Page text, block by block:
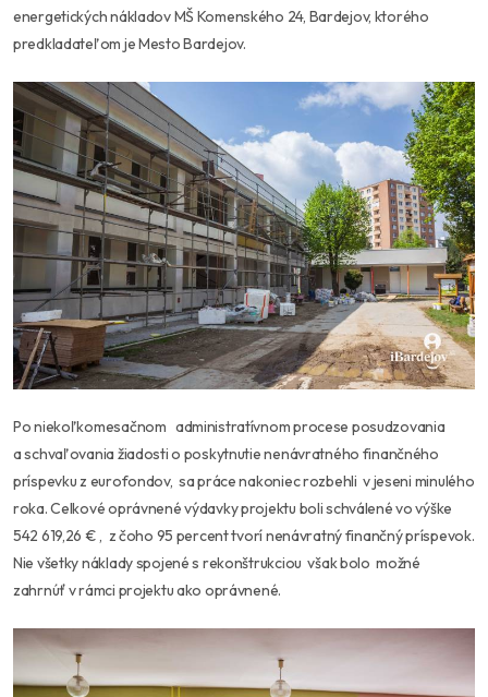
energetických nákladov MŠ Komenského 24, Bardejov, ktorého
predkladateľom je Mesto Bardejov.
Po niekoľkomesačnom administratívnom procese posudzovania
a schvaľovania žiadosti o poskytnutie nenávratného finančného
príspevku z eurofondov, sa práce nakoniec rozbehli v jeseni minulého
roka. Celkové oprávnené výdavky projektu boli schválené vo výške
542 619,26 € , z čoho 95 percent tvorí nenávratný finančný príspevok.
Nie všetky náklady spojené s rekonštrukciou však bolo možné
zahrnúť v rámci projektu ako oprávnené.